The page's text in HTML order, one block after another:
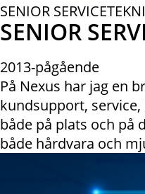
SENIOR
SENIOR
2013-pågående
På Nexus har jag en
kundsupport,
både på plats och på
både hårdvara och